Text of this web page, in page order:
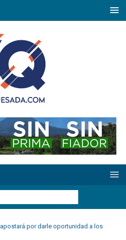
por darle oportunidad a los